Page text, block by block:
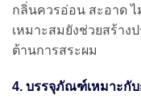
กลิ่นควรอ่อน สะอาด
เหมาะสมยังช่วยสร้าง
ต้านการสระผม
4. บรรจุภัณฑ์เหมาะกับ